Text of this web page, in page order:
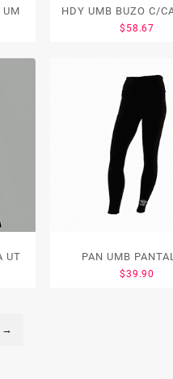
C UM HDY UMB BUZO
$ 58.67
UT PAN UMB
$39.90
→